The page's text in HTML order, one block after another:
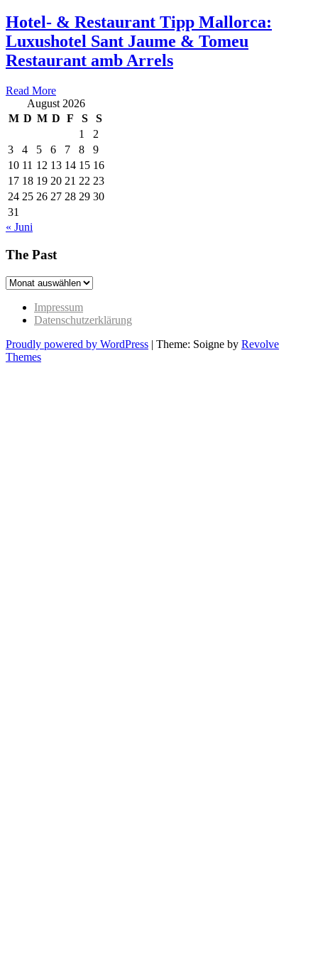
Hotel- & Restaurant Tipp Mallorca:
Luxushotel Sant Jaume & Tomeu
Restaurant amb Arrels
Read More
August 2026
M D M D F S
S
1
2
3
4 5 6 7 8
9
10 11 12 13 14 15 16
17 18 19 20 21 22 23
24 25 26 27 28 29 30
31
« Juni
The Past
The
Impressum
Datenschutzerklärung
Proudly powered by WordPress | Theme: Soigne by Revolve
Themes